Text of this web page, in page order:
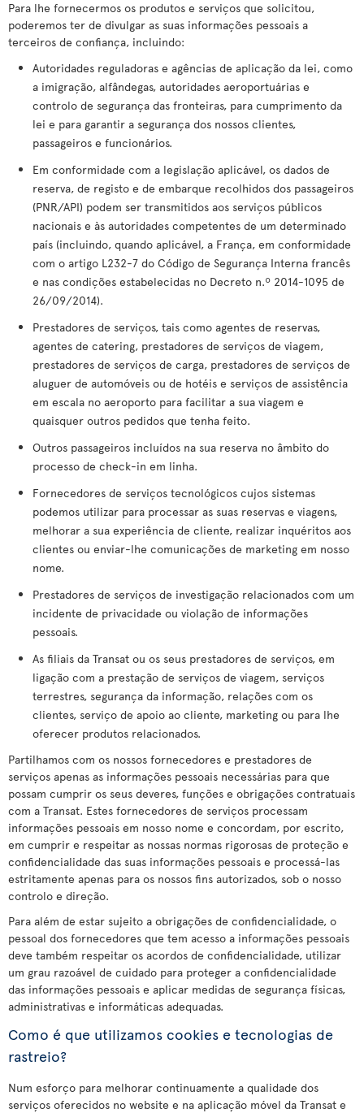
Para lhe fornecermos os produtos e serviços que solicitou,
poderemos ter de divulgar as suas informações pessoais a
terceiros de confiança, incluindo:
Autoridades reguladoras e agências de aplicação da lei, como
a imigração, alfândegas, autoridades aeroportuárias e
controlo de segurança das fronteiras, para cumprimento da
lei e para garantir a segurança dos nossos clientes,
passageiros e funcionários.
Em conformidade com a legislação aplicável, os dados de
reserva, de registo e de embarque recolhidos dos passageiros
(PNR/API) podem ser transmitidos aos serviços públicos
nacionais e às autoridades competentes de um determinado
país (incluindo, quando aplicável, a França, em conformidade
com o artigo L232-7 do Código de Segurança Interna francês
e nas condições estabelecidas no Decreto n.º 2014-1095 de
26/09/2014).
Prestadores de serviços, tais como agentes de reservas,
agentes de catering, prestadores de serviços de viagem,
prestadores de serviços de carga, prestadores de serviços de
aluguer de automóveis ou de hotéis e serviços de assistência
em escala no aeroporto para facilitar a sua viagem e
quaisquer outros pedidos que tenha feito.
Outros passageiros incluídos na sua reserva no âmbito do
processo de check-in em linha.
Fornecedores de serviços tecnológicos cujos sistemas
podemos utilizar para processar as suas reservas e viagens,
melhorar a sua experiência de cliente, realizar inquéritos aos
clientes ou enviar-lhe comunicações de marketing em nosso
nome.
Prestadores de serviços de investigação relacionados com um
incidente de privacidade ou violação de informações
pessoais.
As filiais da Transat ou os seus prestadores de serviços, em
ligação com a prestação de serviços de viagem, serviços
terrestres, segurança da informação, relações com os
clientes, serviço de apoio ao cliente, marketing ou para lhe
oferecer produtos relacionados.
Partilhamos com os nossos fornecedores e prestadores de
serviços apenas as informações pessoais necessárias para que
possam cumprir os seus deveres, funções e obrigações contratuais
com a Transat. Estes fornecedores de serviços processam
informações pessoais em nosso nome e concordam, por escrito,
em cumprir e respeitar as nossas normas rigorosas de proteção e
confidencialidade das suas informações pessoais e processá-las
estritamente apenas para os nossos fins autorizados, sob o nosso
controlo e direção.
Para além de estar sujeito a obrigações de confidencialidade, o
pessoal dos fornecedores que tem acesso a informações pessoais
deve também respeitar os acordos de confidencialidade, utilizar
um grau razoável de cuidado para proteger a confidencialidade
das informações pessoais e aplicar medidas de segurança físicas,
administrativas e informáticas adequadas.
Como é que utilizamos cookies e tecnologias de
rastreio?
Num esforço para melhorar continuamente a qualidade dos
serviços oferecidos no website e na aplicação móvel da Transat e